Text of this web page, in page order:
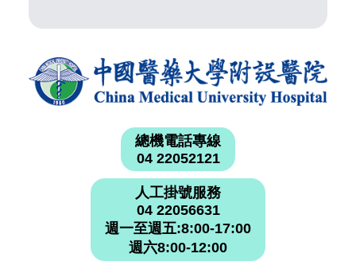
總機電話專線
04 22052121
人工掛號服務
04 22056631
週一至週五:8:00-17:00
週六8:00-12:00